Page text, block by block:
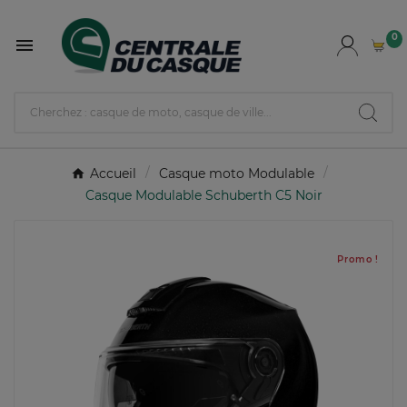
 0
Accueil
Casque moto Modulable
Casque Modulable Schuberth C5 Noir
Promo !